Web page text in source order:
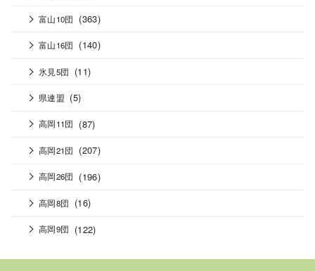
富山10団 (363)
富山16団 (140)
氷見5団 (11)
県連盟 (5)
高岡11団 (87)
高岡21団 (207)
高岡26団 (196)
高岡8団 (16)
高岡9団 (122)